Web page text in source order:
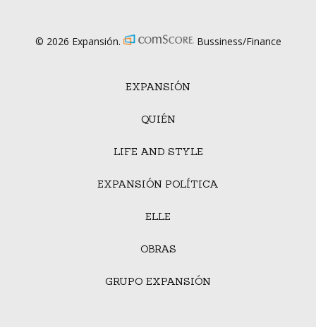
EXPANSIÓN
QUIÉN
LIFE AND STYLE
EXPANSIÓN POLÍTICA
ELLE
OBRAS
GRUPO EXPANSIÓN
© 2026 Expansión. Bussiness/Finance